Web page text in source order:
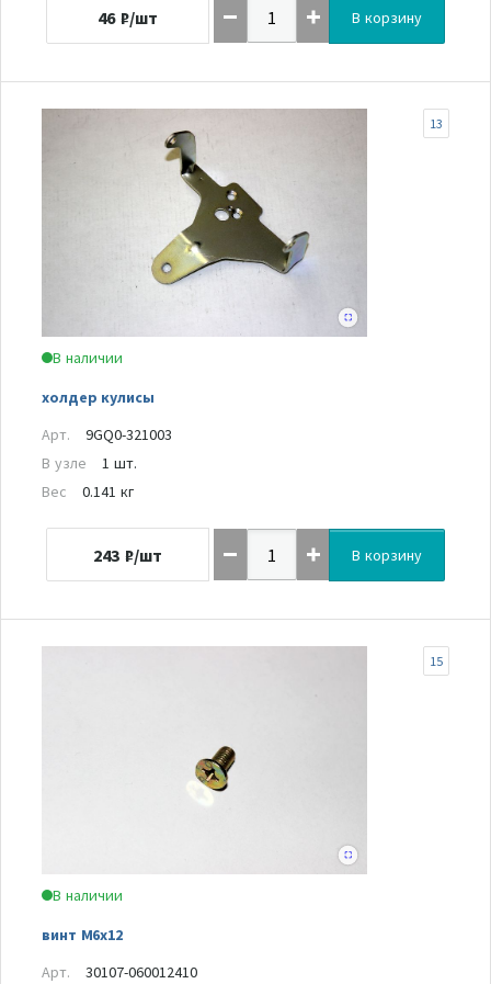
46 ₽/шт В корзину
В наличии
холдер кулисы
13
Арт.
9GQ0-321003
В узле
1 шт.
Вес
0.141 кг
243 ₽/шт В корзину
В наличии
винт М6х12
15
Арт.
30107-060012410